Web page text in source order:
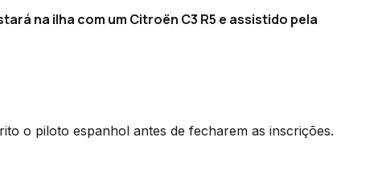
na ilha com um Citroën C3 R5 e assistido pela
o piloto espanhol antes de fecharem as inscrições.